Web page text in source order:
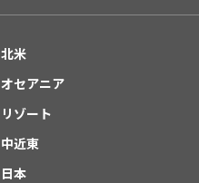
北米
オセアニア
リゾート
中近東
日本